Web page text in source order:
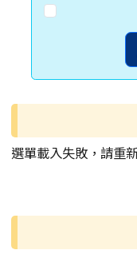
選單載入失敗，請重